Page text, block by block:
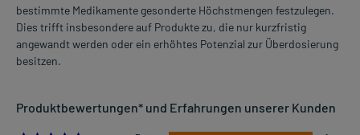
bestimmte Medikamente gesonderte Höchstmengen festzulegen.
Dies trifft insbesondere auf Produkte zu, die nur kurzfristig
angewandt werden oder ein erhöhtes Potenzial zur Überdosierung
besitzen.
Produktbewertungen* und Erfahrungen unserer Kunden